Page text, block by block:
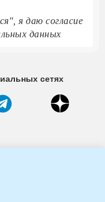
я даю согласие
данных
сетях